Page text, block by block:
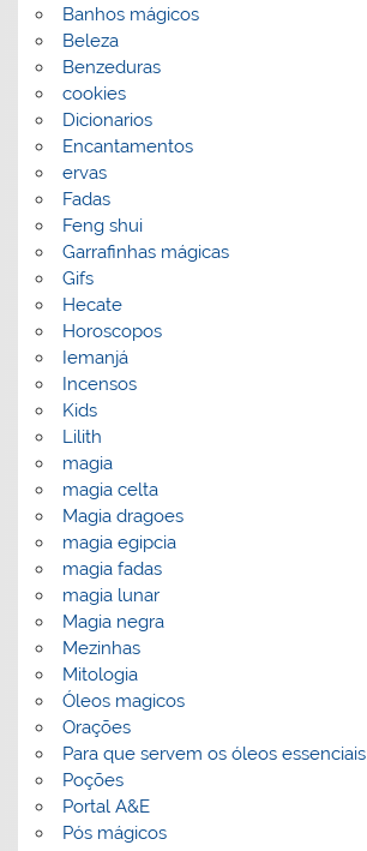
Banhos mágicos
Beleza
Benzeduras
cookies
Dicionarios
Encantamentos
ervas
Fadas
Feng shui
Garrafinhas mágicas
Gifs
Hecate
Horoscopos
Iemanjá
Incensos
Kids
Lilith
magia
magia celta
Magia dragoes
magia egipcia
magia fadas
magia lunar
Magia negra
Mezinhas
Mitologia
Óleos magicos
Orações
Para que servem os óleos essenciais
Poções
Portal A&E
Pós mágicos